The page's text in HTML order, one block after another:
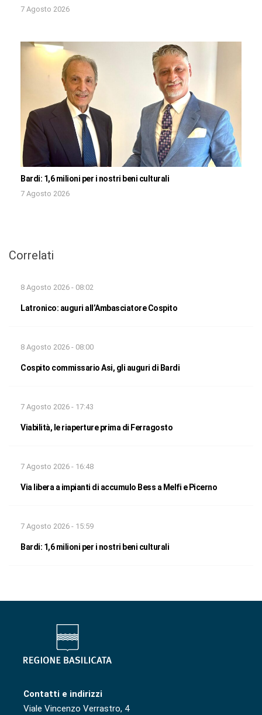
7 Agosto 2026
Bardi: 1,6 milioni per i nostri beni culturali
7 Agosto 2026
Correlati
8 Agosto 2026 - 08:02
Latronico: auguri all’Ambasciatore Cospito
8 Agosto 2026 - 08:00
Cospito commissario Asi, gli auguri di Bardi
7 Agosto 2026 - 17:43
Viabilità, le riaperture prima di Ferragosto
7 Agosto 2026 - 16:48
Via libera a impianti di accumulo Bess a Melfi e Picerno
7 Agosto 2026 - 15:59
Bardi: 1,6 milioni per i nostri beni culturali
Contatti e indirizzi
Viale Vincenzo Verrastro, 4